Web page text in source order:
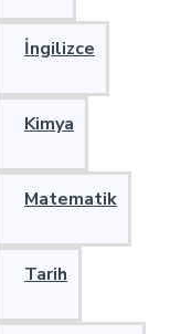
İngilizce
Kimya
Matematik
Tarih